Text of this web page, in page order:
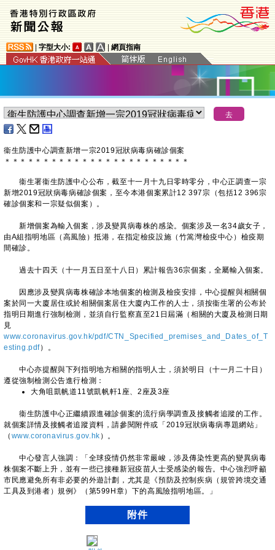
字型大小: 網頁指南
衞生防護中心調查新增一宗2019冠狀病毒病確診個案
＊ ＊ ＊ ＊ ＊ ＊ ＊ ＊ ＊ ＊ ＊ ＊ ＊ ＊ ＊ ＊ ＊ ＊ ＊ ＊ ＊ ＊ ＊ ＊
衞生署衞生防護中心公布，截至十一月十九日零時零分，中心正調查一宗
新增2019冠狀病毒病確診個案，至今本港個案累計12 397宗（包括12 396宗
確診個案和一宗疑似個案）。
新增個案為輸入個案，涉及變異病毒株的感染。個案涉及一名34歲女子，
由A組指明地區（高風險）抵港，在指定檢疫設施（竹篙灣檢疫中心）檢疫期
間確診。
過去十四天（十一月五日至十八日）累計報告36宗個案，全屬輸入個案。
因應涉及變異病毒株確診本地個案的檢測及檢疫安排，中心提醒與相關個
案於同一大廈居住或於相關個案居住大廈內工作的人士，須按衞生署的公布於
指明日期進行強制檢測，並須自行監察直至21日屆滿（相關的大廈及檢測日期
見
www.coronavirus.gov.hk/pdf/CTN_Specified_premises_and_Dates_of_T
esting.pdf）。
​中心亦提醒與下列指明地方相關的指明人士，須於明日（十一月二十日）
遵從強制檢測公告進行檢測：
大角咀凱帆道11號凱帆軒1座、2座及3座
衞生防護中心正繼續跟進確診個案的流行病學調查及接觸者追蹤的工作。
就個案詳情及接觸者追蹤資料，請參閱附件或「2019冠狀病毒病專題網站」
（ www.coronavirus.gov.hk ）。
中心發言人強調：「全球疫情仍然非常嚴峻，涉及傳染性更高的變異病毒
株個案不斷上升，並有一些已接種新冠疫苗人士受感染的報告。中心強烈呼籲
市民應避免所有非必要的外遊計劃，尤其是《預防及控制疾病（規管跨境交通
工具及到港者）規例》（第599H章）下的高風險指明地區。」
附件